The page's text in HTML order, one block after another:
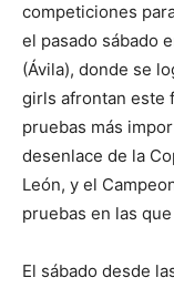
competiciones
el pasado sábado
(Ávila), donde se
girls afrontan este
pruebas más
desenlace de la
León, y el
pruebas en las
El sábado desde